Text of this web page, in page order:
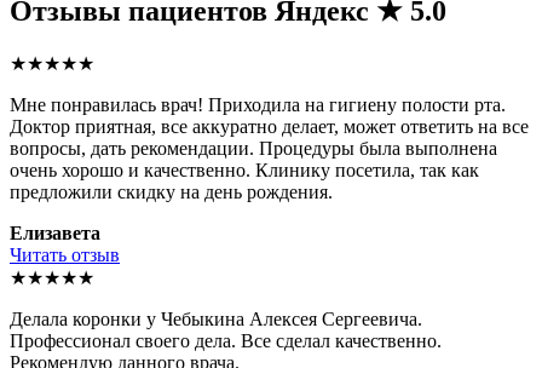
Отзывы пациентов Яндекс ★ 5.0
★★★★★
Мне понравилась врач! Приходила на гигиену полости рта.
Доктор приятная, все аккуратно делает, может ответить на все
вопросы, дать рекомендации. Процедуры была выполнена
очень хорошо и качественно. Клинику посетила, так как
предложили скидку на день рождения.
Елизавета
Читать отзыв
★★★★★
Делала коронки у Чебыкина Алексея Сергеевича.
Профессионал своего дела. Все сделал качественно.
Рекомендую данного врача.